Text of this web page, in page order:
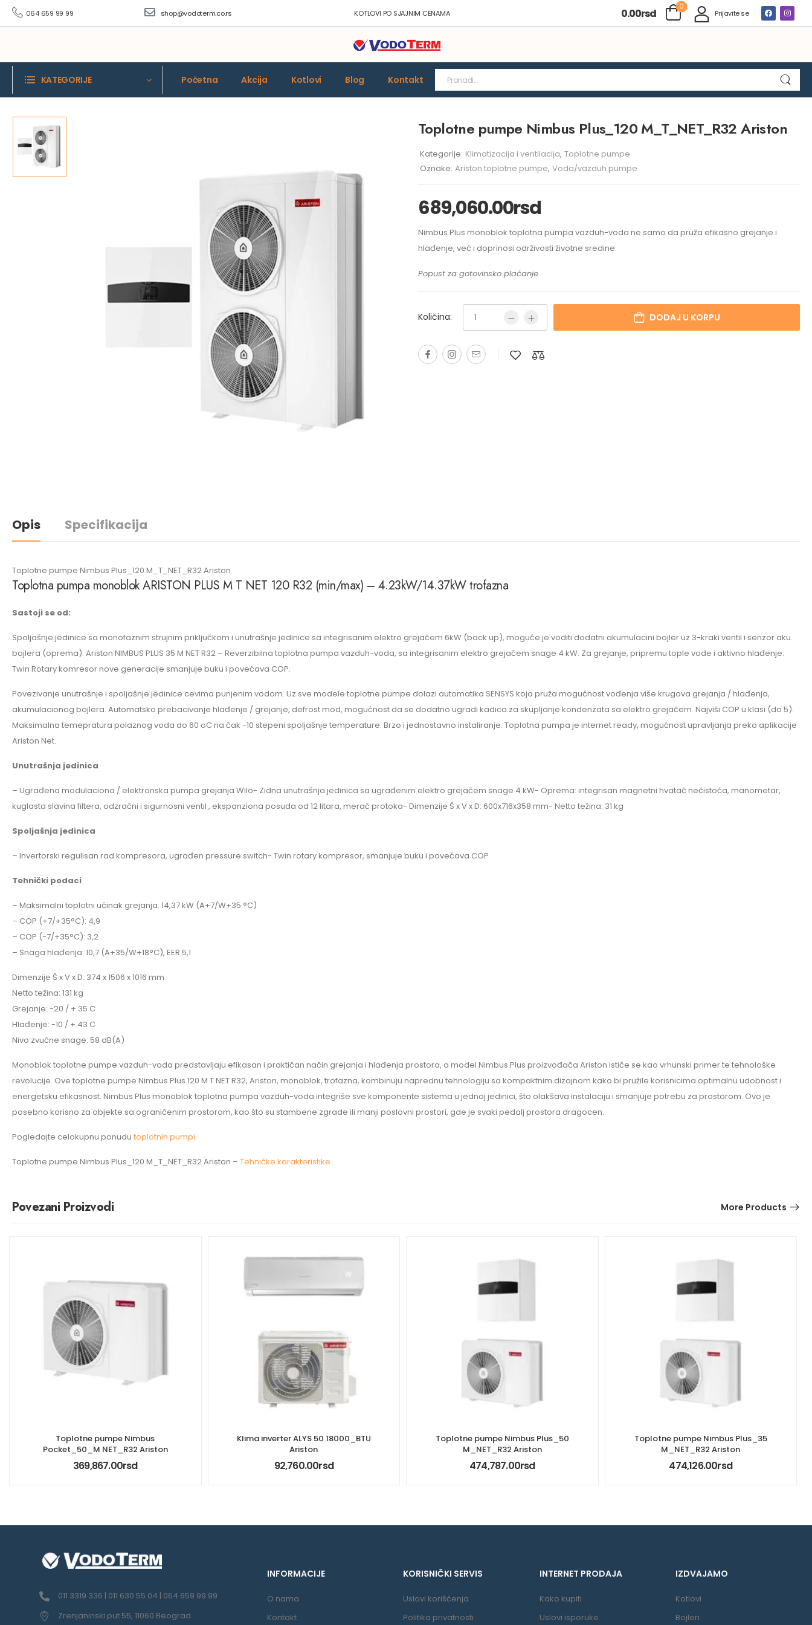
064 659 99 99 shop@vodoterm.co.rs KOTLOVI PO SJAJNIM CENAMA 0.00rsd
0
Prijavite se
KATEGORIJE Početna Akcija Kotlovi Blog Kontakt
Toplotne pumpe Nimbus Plus_120 M_T_NET_R32 Ariston
Kategorije: Klimatizacija i ventilacija, Toplotne pumpe
Oznake: Ariston toplotne pumpe, Voda/vazduh pumpe
689,060.00rsd
Nimbus Plus monoblok toplotna pumpa vazduh-voda ne samo da pruža efikasno grejanje i
hlađenje, već i doprinosi održivosti životne sredine.
Popust za gotovinsko plaćanje.
Količina: DODAJ U KORPU
Opis Specifikacija
Toplotne pumpe Nimbus Plus_120 M_T_NET_R32 Ariston
Toplotna pumpa monoblok ARISTON PLUS M T NET 120 R32 (min/max) – 4.23kW/14.37kW trofazna
Sastoji se od:
Spoljašnje jedinice sa monofaznim strujnim priključkom i unutrašnje jedinice sa integrisanim elektro grejačem 6kW (back up), moguće je voditi dodatni akumulacini bojler uz 3-kraki ventil i senzor aku.
bojlera (oprema). Ariston NIMBUS PLUS 35 M NET R32 – Reverzibilna toplotna pumpa vazduh-voda, sa integrisanim elektro grejačem snage 4 kW. Za grejanje, pripremu tople vode i aktivno hlađenje.
Twin Rotary komresor nove generacije smanjuje buku i povećava COP.
Povezivanje unutrašnje i spoljašnje jedinice cevima punjenim vodom. Uz sve modele toplotne pumpe dolazi automatika SENSYS koja pruža mogućnost vođenja više krugova grejanja / hlađenja,
akumulacionog bojlera. Automatsko prebacivanje hlađenje / grejanje, defrost mod, mogućnost da se dodatno ugradi kadica za skupljanje kondenzata sa elektro grejačem. Najviši COP u klasi (do 5).
Maksimalna temepratura polaznog voda do 60 oC na čak -10 stepeni spoljašnje temperature. Brzo i jednostavno instaliranje. Toplotna pumpa je internet ready, mogućnost upravljanja preko aplikacije
Ariston Net.
Unutrašnja jedinica
– Ugrađena modulaciona / elektronska pumpa grejanja Wilo- Zidna unutrašnja jedinica sa ugrađenim elektro grejačem snage 4 kW- Oprema: integrisan magnetni hvatač nečistoća, manometar,
kuglasta slavina filtera, odzračni i sigurnosni ventil , ekspanziona posuda od 12 litara, merač protoka- Dimenzije Š x V x D: 600x716x358 mm- Netto težina: 31 kg
Spoljašnja jedinica
– Invertorski regulisan rad kompresora, ugrađen pressure switch- Twin rotary kompresor, smanjuje buku i povećava COP
Tehnički podaci
– Maksimalni toplotni učinak grejanja: 14,37 kW (A+7/W+35 °C)
– COP (+7/+35°C): 4,9
– COP (-7/+35°C): 3,2
– Snaga hlađenja: 10,7 (A+35/W+18°C), EER 5,1
Dimenzije Š x V x D: 374 x 1506 x 1016 mm
Netto težina: 131 kg
Grejanje: -20 / + 35 C
Hlađenje: -10 / + 43 C
Nivo zvučne snage: 58 dB(A)
Monoblok toplotne pumpe vazduh-voda predstavljaju efikasan i praktičan način grejanja i hlađenja prostora, a model Nimbus Plus proizvođača Ariston ističe se kao vrhunski primer te tehnološke
revolucije. Ove toplotne pumpe Nimbus Plus 120 M T NET R32, Ariston, monoblok, trofazna, kombinuju naprednu tehnologiju sa kompaktnim dizajnom kako bi pružile korisnicima optimalnu udobnost i
energetsku efikasnost. Nimbus Plus monoblok toplotna pumpa vazduh-voda integriše sve komponente sistema u jednoj jedinici, što olakšava instalaciju i smanjuje potrebu za prostorom. Ovo je
posebno korisno za objekte sa ograničenim prostorom, kao što su stambene zgrade ili manji poslovni prostori, gde je svaki pedalj prostora dragocen.
Pogledajte celokupnu ponudu toplotnih pumpi.
Toplotne pumpe Nimbus Plus_120 M_T_NET_R32 Ariston – Tehničke karakteristike
Povezani Proizvodi More Products
Toplotne pumpe Nimbus
Pocket_50_M NET_R32 Ariston
369,867.00rsd
Klima inverter ALYS 50 18000_BTU
Ariston
92,760.00rsd
Toplotne pumpe Nimbus Plus_50
M_NET_R32 Ariston
474,787.00rsd
Toplotne pumpe Nimbus Plus_35
M_NET_R32 Ariston
474,126.00rsd
011 3319 336 | 011 630 55 04 | 064 659 99 99
Zrenjaninski put 55, 11060 Beograd
INFORMACIJE
O nama
Kontakt
KORISNIČKI SERVIS
Uslovi korišćenja
Politika privatnosti
INTERNET PRODAJA
Kako kupiti
Uslovi isporuke
IZDVAJAMO
Kotlovi
Bojleri